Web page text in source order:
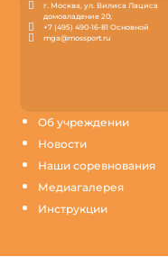
Об учреждении
Новости
Наши соревнования
Медиагалерея
Инструкции
г. Москва, ул. Вилиса Лациса
домовладение 20;
+7 (495) 490-16-81 Основной
mga@mossport.ru